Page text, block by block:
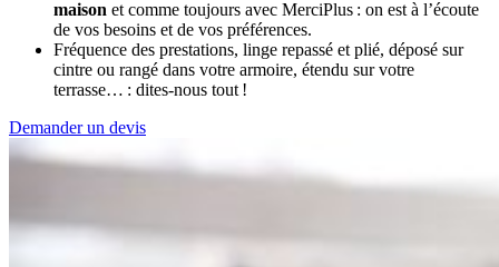
maison et comme toujours avec MerciPlus : on est à l’écoute
de vos besoins et de vos préférences.
Fréquence des prestations, linge repassé et plié, déposé sur
cintre ou rangé dans votre armoire, étendu sur votre
terrasse… : dites-nous tout !
Demander un devis